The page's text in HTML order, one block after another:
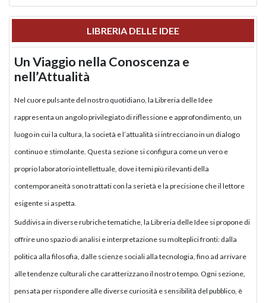
LIBRERIA DELLE IDEE
Un Viaggio nella Conoscenza e
nell’Attualità
Nel cuore pulsante del nostro quotidiano, la Libreria delle Idee
rappresenta un angolo privilegiato di riflessione e approfondimento, un
luogo in cui la cultura, la società e l’attualità si intrecciano in un dialogo
continuo e stimolante. Questa sezione si configura come un vero e
proprio laboratorio intellettuale, dove i temi più rilevanti della
contemporaneità sono trattati con la serietà e la precisione che il lettore
esigente si aspetta.
Suddivisa in diverse rubriche tematiche, la Libreria delle Idee si propone di
offrire uno spazio di analisi e interpretazione su molteplici fronti: dalla
politica alla filosofia, dalle scienze sociali alla tecnologia, fino ad arrivare
alle tendenze culturali che caratterizzano il nostro tempo. Ogni sezione,
pensata per rispondere alle diverse curiosità e sensibilità del pubblico, è